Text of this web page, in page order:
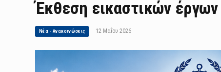
Έκθεση εικαστικών
Νέα - Ανακοινώσεις 12 Μαΐου 2026